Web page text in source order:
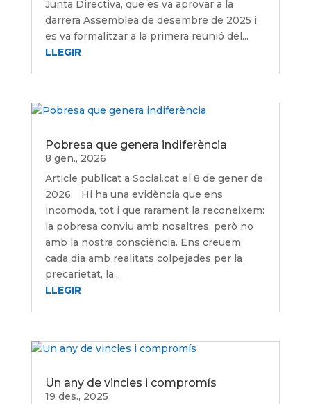
Junta Directiva, que es va aprovar a la
darrera Assemblea de desembre de 2025 i
es va formalitzar a la primera reunió del...
LLEGIR
Pobresa que genera indiferència
8 gen., 2026
Article publicat a Social.cat el 8 de gener de
2026. Hi ha una evidència que ens
incomoda, tot i que rarament la reconeixem:
la pobresa conviu amb nosaltres, però no
amb la nostra consciència. Ens creuem
cada dia amb realitats colpejades per la
precarietat, la...
LLEGIR
Un any de vincles i compromís
19 des., 2025